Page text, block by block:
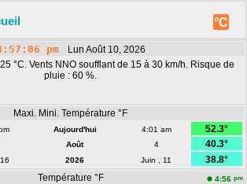
°C
pm
Lun Août 10, 2026
°C. Vents NNO soufflant de 15 à 30 km/h. Risque de
pluie : 60 %.
Maxi. Mini. Température °F
Aujourd'hui 4:01 am
52.3°
Août 4
40.3°
2026 Juin , 11
38.8°
Température °F
4:56 pm